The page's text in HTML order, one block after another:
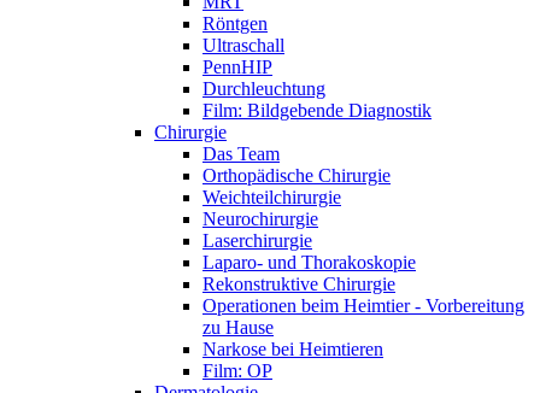
Röntgen
Ultraschall
PennHIP
Durchleuchtung
Film: Bildgebende Diagnostik
Chirurgie
Das Team
Orthopädische Chirurgie
Weichteilchirurgie
Neurochirurgie
Laserchirurgie
Laparo- und Thorakoskopie
Rekonstruktive Chirurgie
Operationen beim Heimtier - Vorbereitung
zu Hause
Narkose bei Heimtieren
Film: OP